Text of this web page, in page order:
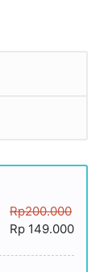
Rp200.000
Rp 149.000